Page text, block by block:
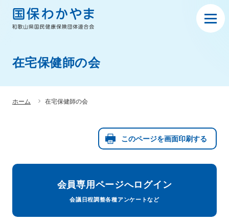
在宅保健師の会
ホーム 在宅保健師の会
このページを画面印刷する
会員専用ページへログイン
会議日程調整各種アンケートなど